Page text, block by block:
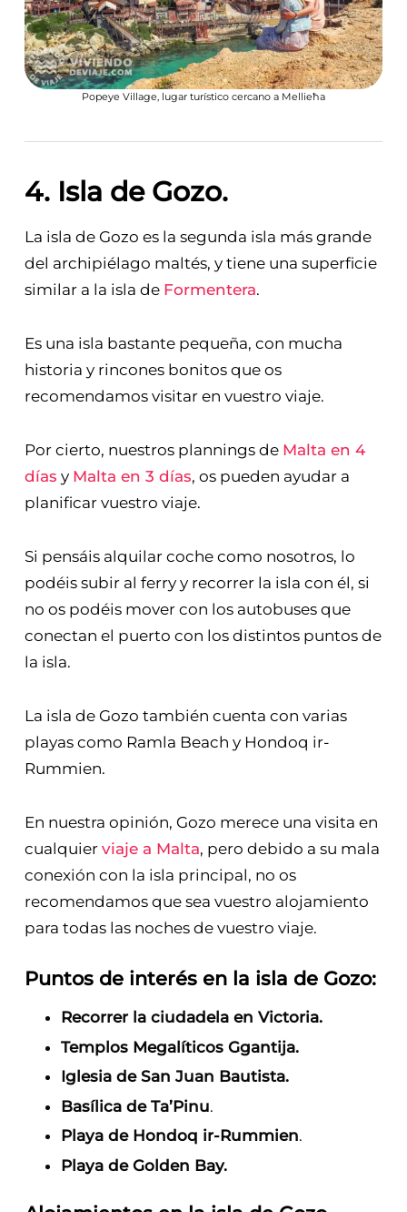
Popeye Village, lugar turístico cercano a Mellieħa
4. Isla de Gozo.
La isla de Gozo es la segunda isla más grande
del archipiélago maltés, y tiene una superficie
similar a la isla de Formentera.
Es una isla bastante pequeña, con mucha
historia y rincones bonitos que os
recomendamos visitar en vuestro viaje.
Por cierto, nuestros plannings de Malta en 4
días y Malta en 3 días, os pueden ayudar a
planificar vuestro viaje.
Si pensáis alquilar coche como nosotros, lo
podéis subir al ferry y recorrer la isla con él, si
no os podéis mover con los autobuses que
conectan el puerto con los distintos puntos de
la isla.
La isla de Gozo también cuenta con varias
playas como Ramla Beach y Hondoq ir-
Rummien.
En nuestra opinión, Gozo merece una visita en
cualquier viaje a Malta, pero debido a su mala
conexión con la isla principal, no os
recomendamos que sea vuestro alojamiento
para todas las noches de vuestro viaje.
Puntos de interés en la isla de Gozo:
Recorrer la ciudadela en Victoria.
Templos Megalíticos Ggantija.
Iglesia de San Juan Bautista.
Basílica de Ta’Pinu.
Playa de Hondoq ir-Rummien.
Playa de Golden Bay.